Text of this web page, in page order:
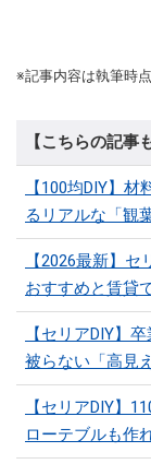
※記事内容は執筆時
【こちらの記事
【100均DIY】
るリアルな「観
【2026最新】
おすすめと賃貸
【セリアDIY】
被らない「高見
【セリアDIY】
ローテブルも作